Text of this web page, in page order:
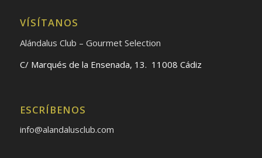
VÍSÍTANOS
Alándalus Club – Gourmet Selection
C/ Marqués de la Ensenada, 13. 11008 Cádiz
ESCRÍBENOS
info@alandalusclub.com